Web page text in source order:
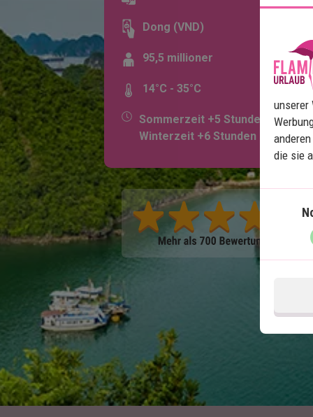
Dong (VND)
95,5 millioner
14°C - 35°C
Sommerzeit +5 Stunden,
Winterzeit +6 Stunden
unserer
die sie